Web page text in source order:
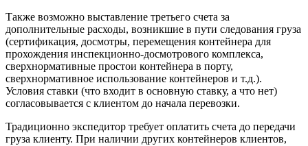
Также возможно выставление третьего счета за
дополнительные расходы, возникшие в пути следования груза
(сертификация, досмотры, перемещения контейнера для
прохождения инспекционно-досмотрового комплекса,
сверхнормативные простои контейнера в порту,
сверхнормативное использование контейнеров и т.д.).
Условия ставки (что входит в основную ставку, а что нет)
согласовывается с клиентом до начала перевозки.
Традиционно экспедитор требует оплатить счета до передачи
груза клиенту. При наличии других контейнеров клиентов,